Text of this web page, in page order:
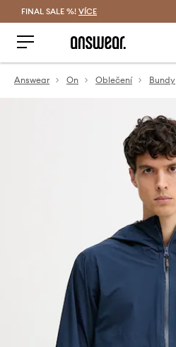
FINAL SALE %! VÍCE
Answear On Oblečení Bundy